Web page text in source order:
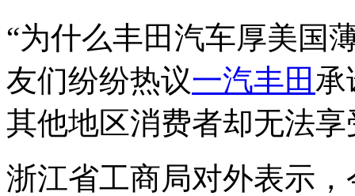
“为什么丰田汽车厚美国
友们纷纷热议一汽丰田 承
其他地区消费者却无法
浙江省工商局对外表示，